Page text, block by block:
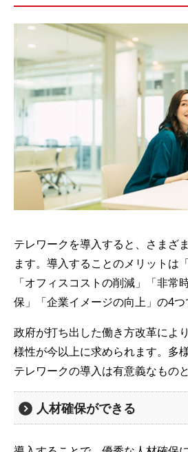
テレワークを導入すると、さまざ
ます。導入することのメリットは
「オフィスコストの削減」「非常
保」「企業イメージの向上」の4つ
政府が打ち出した働き方改革によ
様性が今以上に求められます。多
テレワークの導入は有意義なもの
人材確保ができる